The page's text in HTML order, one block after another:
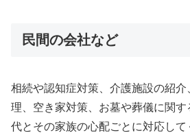
民間の会社など
相続や認知症対策、介護施設の紹
理、空き家対策、お墓や葬儀に関
代とその家族の心配ごとに対応して